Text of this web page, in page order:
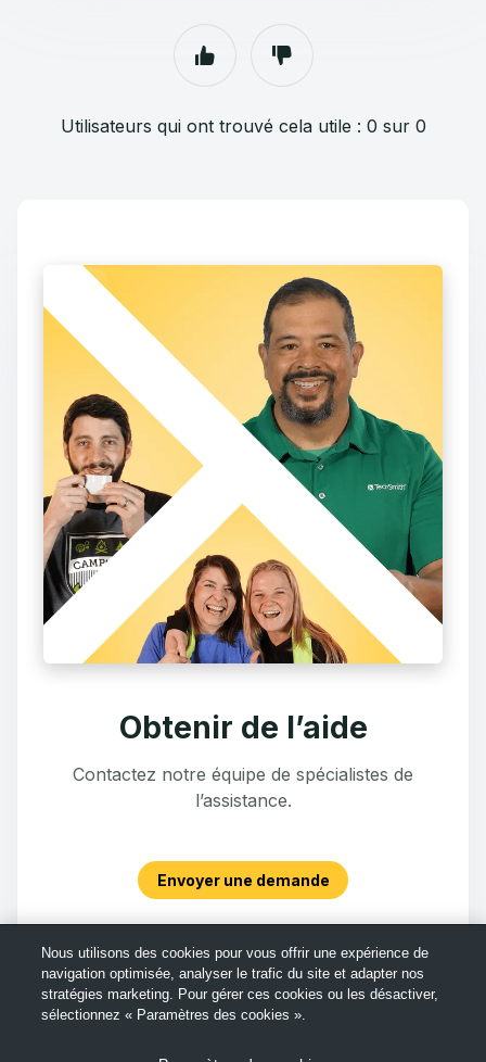
Utilisateurs qui ont trouvé cela utile : 0 sur 0
Obtenir de l’aide
Contactez notre équipe de spécialistes de
l’assistance.
Envoyer une demande
Nous utilisons des cookies pour vous offrir une expérience de
navigation optimisée, analyser le trafic du site et adapter nos
stratégies marketing. Pour gérer ces cookies ou les désactiver,
sélectionnez « Paramètres des cookies ».